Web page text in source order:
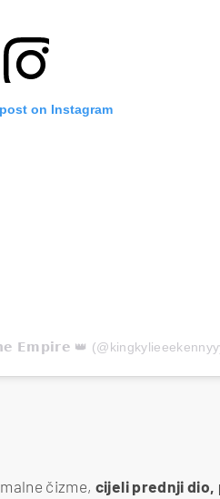
on Instagram
𝗘𝗺𝗽𝗶𝗿𝗲 👑
čizme, cijeli prednji dio,